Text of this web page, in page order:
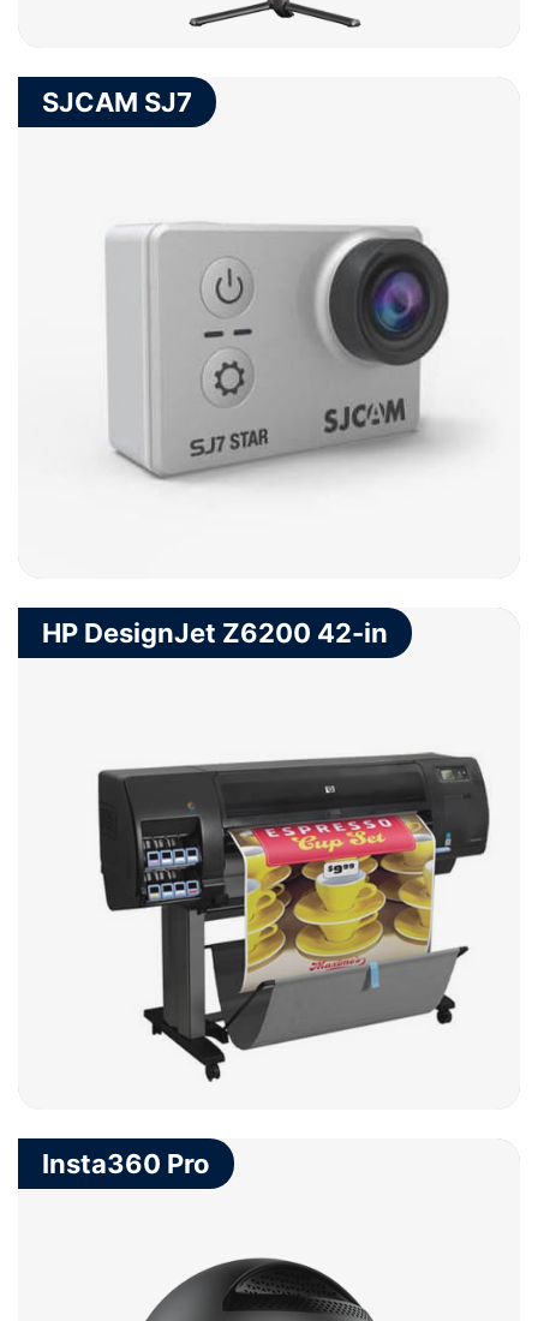
SJCAM SJ7
HP DesignJet Z6200 42-in
Insta360 Pro